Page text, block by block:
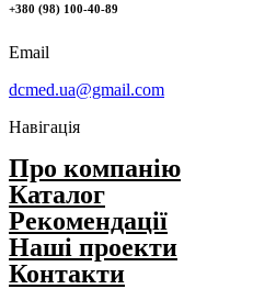
+380 (98) 100-40-89
Email
dcmed.ua@gmail.com
Навігація
Про компанію
Каталог
Рекомендації
Нашi проекти
Контакти